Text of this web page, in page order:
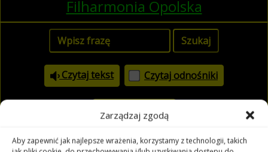
Zarządzaj zgodą
Aby zapewnić jak najlepsze wrażenia, korzystamy z technologii, takich
Filharmonia Opolska
Czytaj tekst Czytaj odnośniki
Rozwiń menu
Bilety i abonamenty już w sprzedaży!